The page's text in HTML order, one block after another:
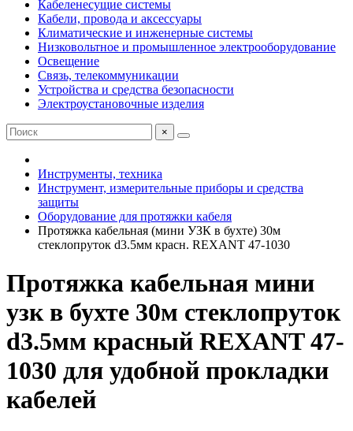
Кабеленесущие системы
Кабели, провода и аксессуары
Климатические и инженерные системы
Низковольтное и промышленное электрооборудование
Освещение
Связь, телекоммуникации
Устройства и средства безопасности
Электроустановочные изделия
×
Инструменты, техника
Инструмент, измерительные приборы и средства
защиты
Оборудование для протяжки кабеля
Протяжка кабельная (мини УЗК в бухте) 30м
стеклопруток d3.5мм красн. REXANT 47-1030
Протяжка кабельная мини
узк в бухте 30м стеклопруток
d3.5мм красный REXANT 47-
1030 для удобной прокладки
кабелей